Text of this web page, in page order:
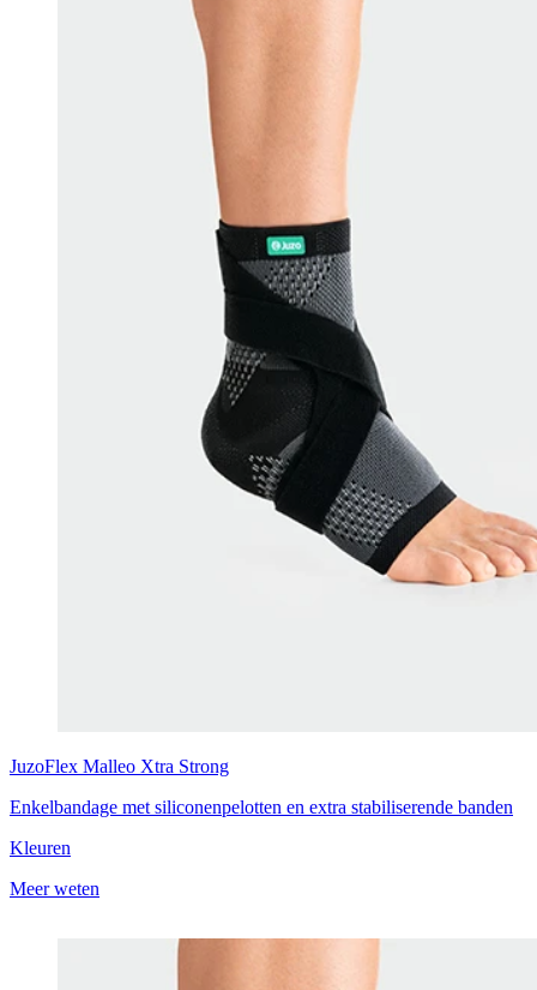
JuzoFlex Malleo Xtra Strong
Enkelbandage met siliconenpelotten en extra stabiliserende banden
Kleuren
Meer weten